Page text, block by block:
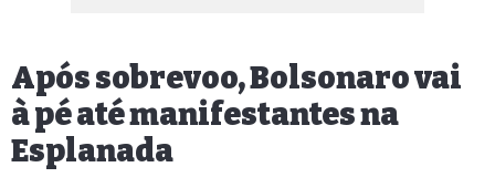
Após sobrevoo, Bolsonaro vai
à pé até manifestantes na
Esplanada